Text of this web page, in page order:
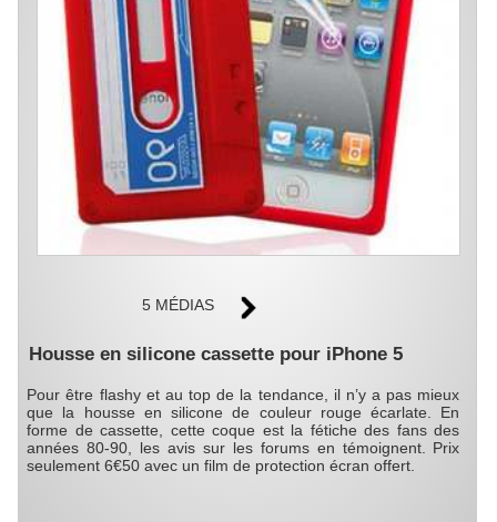
5 MÉDIAS
Housse en silicone cassette pour iPhone 5
Pour être flashy et au top de la tendance, il n’y a pas mieux
que la housse en silicone de couleur rouge écarlate. En
forme de cassette, cette coque est la fétiche des fans des
années 80-90, les avis sur les forums en témoignent. Prix
seulement 6€50 avec un film de protection écran offert.